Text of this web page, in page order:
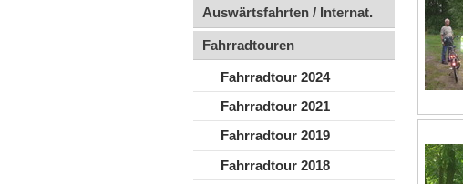
Auswärtsfahrten / Internat.
Fahrradtouren
Fahrradtour 2024
Fahrradtour 2021
Fahrradtour 2019
Fahrradtour 2018